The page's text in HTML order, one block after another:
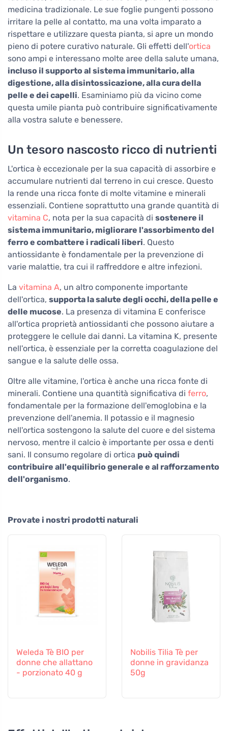
medicina tradizionale. Le sue foglie pungenti possono
irritare la pelle al contatto, ma una volta imparato a
rispettare e utilizzare questa pianta, si apre un mondo
pieno di potere curativo naturale. Gli effetti dell'ortica
sono ampi e interessano molte aree della salute umana,
incluso il supporto al sistema immunitario, alla
digestione, alla disintossicazione, alla cura della
pelle e dei capelli. Esaminiamo più da vicino come
questa umile pianta può contribuire significativamente
alla vostra salute e benessere.
Un tesoro nascosto ricco di nutrienti
L'ortica è eccezionale per la sua capacità di assorbire e
accumulare nutrienti dal terreno in cui cresce. Questo
la rende una ricca fonte di molte vitamine e minerali
essenziali. Contiene soprattutto una grande quantità di
vitamina C, nota per la sua capacità di sostenere il
sistema immunitario, migliorare l'assorbimento del
ferro e combattere i radicali liberi. Questo
antiossidante è fondamentale per la prevenzione di
varie malattie, tra cui il raffreddore e altre infezioni.
La vitamina A, un altro componente importante
dell'ortica, supporta la salute degli occhi, della pelle e
delle mucose. La presenza di vitamina E conferisce
all'ortica proprietà antiossidanti che possono aiutare a
proteggere le cellule dai danni. La vitamina K, presente
nell'ortica, è essenziale per la corretta coagulazione del
sangue e la salute delle ossa.
Oltre alle vitamine, l'ortica è anche una ricca fonte di
minerali. Contiene una quantità significativa di ferro,
fondamentale per la formazione dell'emoglobina e la
prevenzione dell'anemia. Il potassio e il magnesio
nell'ortica sostengono la salute del cuore e del sistema
nervoso, mentre il calcio è importante per ossa e denti
sani. Il consumo regolare di ortica può quindi
contribuire all'equilibrio generale e al rafforzamento
dell'organismo.
Provate i nostri prodotti naturali
Weleda Tè BIO per
donne che allattano
- porzionato 40 g
Nobilis Tilia Tè per
donne in gravidanza
50g